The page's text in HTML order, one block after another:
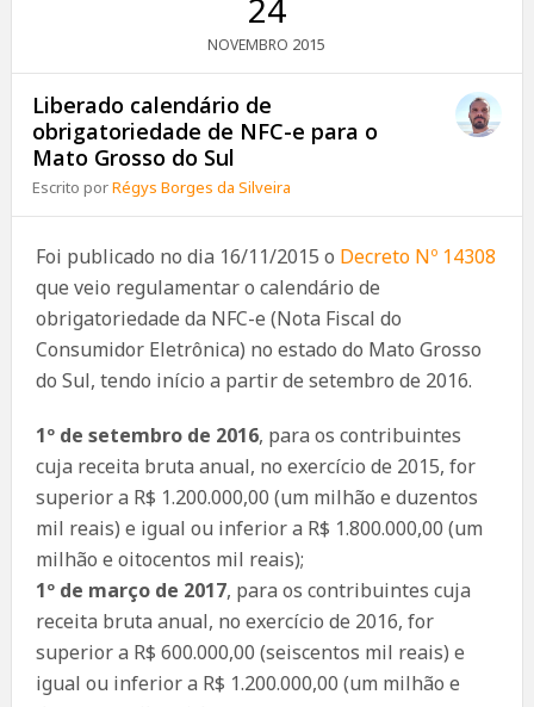
24
NOVEMBRO 2015
Liberado calendário de
obrigatoriedade de NFC-e para o
Mato Grosso do Sul
Escrito porRégys Borges da Silveira
Foi publicado no dia 16/11/2015 o Decreto Nº 14308
que veio regulamentar o calendário de
obrigatoriedade da NFC-e (Nota Fiscal do
Consumidor Eletrônica) no estado do Mato Grosso
do Sul, tendo início a partir de setembro de 2016.
1º de setembro de 2016, para os contribuintes
cuja receita bruta anual, no exercício de 2015, for
superior a R$ 1.200.000,00 (um milhão e duzentos
mil reais) e igual ou inferior a R$ 1.800.000,00 (um
milhão e oitocentos mil reais);
1º de março de 2017, para os contribuintes cuja
receita bruta anual, no exercício de 2016, for
superior a R$ 600.000,00 (seiscentos mil reais) e
igual ou inferior a R$ 1.200.000,00 (um milhão e